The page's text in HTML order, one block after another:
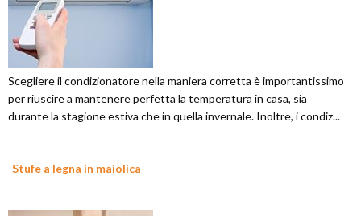
Scegliere il condizionatore nella maniera corretta è importantissimo
per riuscire a mantenere perfetta la temperatura in casa, sia
durante la stagione estiva che in quella invernale. Inoltre, i condiz...
Stufe a legna in maiolica